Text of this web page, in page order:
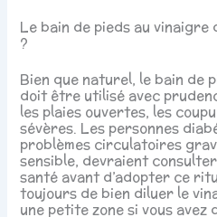
Le bain de pieds au
?
Bien que naturel, le bain de
doit être utilisé avec
les plaies ouvertes, les
sévères. Les personnes
problèmes circulatoires
sensible, devraient
santé avant d’adopter ce
toujours de bien diluer le
une petite zone si vous avez